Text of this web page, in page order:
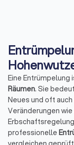
Eine Entrümpelung
Räumen. Sie
Neues und oft
Veränderungen
professionelle